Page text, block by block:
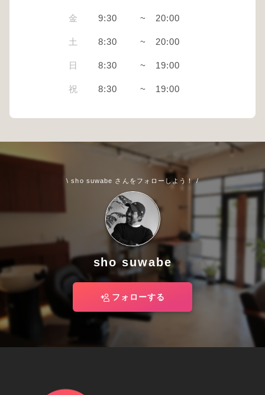
金 9:30 ~ 20:00
土 8:30 ~ 20:00
日 8:30 ~ 19:00
祝 8:30 ~ 19:00
\ sho suwabe さんをフォローしよう！ /
sho suwabe
フォローする